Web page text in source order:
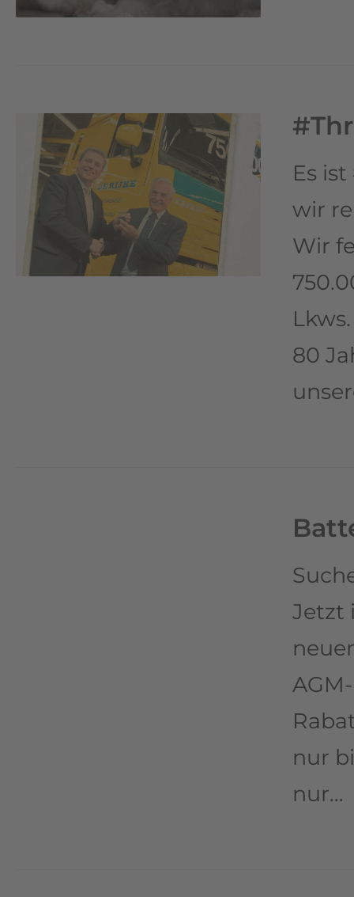
Es
wir
Wir
80
Jetzt
nur
nur…